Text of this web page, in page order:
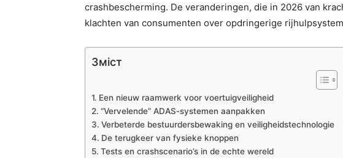
crashbescherming. De veranderingen, die in 2026 van
klachten van consumenten over opdringerige
Зміст
Een nieuw raamwerk voor voertuigveiligheid
“Vervelende” ADAS-systemen aanpakken
Verbeterde bestuurdersbewaking en veiligheidstechnologie
De terugkeer van fysieke knoppen
Tests en crashscenario’s in de echte wereld